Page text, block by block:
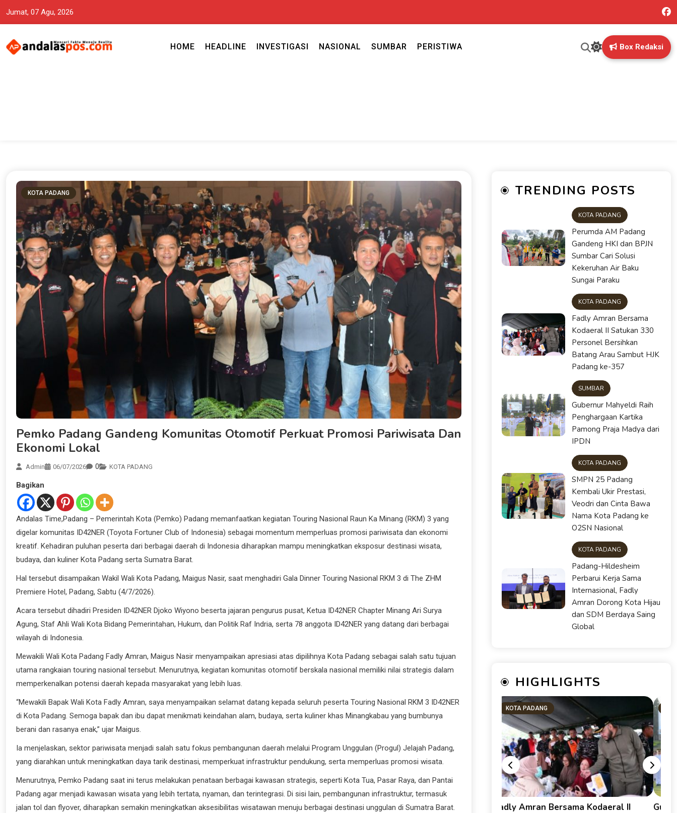
Jumat, 07 Agu, 2026
HOME HEADLINE INVESTIGASI NASIONAL SUMBAR PERISTIWA Box Redaksi
KOTA PADANG
Pemko Padang Gandeng Komunitas Otomotif Perkuat Promosi Pariwisata Dan
Ekonomi Lokal
Admin 06/07/2026 0 KOTA PADANG
Bagikan
Andalas Time,Padang – Pemerintah Kota (Pemko) Padang memanfaatkan kegiatan Touring Nasional Raun Ka Minang (RKM) 3 yang
digelar komunitas ID42NER (Toyota Fortuner Club of Indonesia) sebagai momentum memperluas promosi pariwisata dan ekonomi
kreatif. Kehadiran puluhan peserta dari berbagai daerah di Indonesia diharapkan mampu meningkatkan eksposur destinasi wisata,
budaya, dan kuliner Kota Padang serta Sumatra Barat.
Hal tersebut disampaikan Wakil Wali Kota Padang, Maigus Nasir, saat menghadiri Gala Dinner Touring Nasional RKM 3 di The ZHM
Premiere Hotel, Padang, Sabtu (4/7/2026).
Acara tersebut dihadiri Presiden ID42NER Djoko Wiyono beserta jajaran pengurus pusat, Ketua ID42NER Chapter Minang Ari Surya
Agung, Staf Ahli Wali Kota Bidang Pemerintahan, Hukum, dan Politik Raf Indria, serta 78 anggota ID42NER yang datang dari berbagai
wilayah di Indonesia.
Mewakili Wali Kota Padang Fadly Amran, Maigus Nasir menyampaikan apresiasi atas dipilihnya Kota Padang sebagai salah satu tujuan
utama rangkaian touring nasional tersebut. Menurutnya, kegiatan komunitas otomotif berskala nasional memiliki nilai strategis dalam
memperkenalkan potensi daerah kepada masyarakat yang lebih luas.
“Mewakili Bapak Wali Kota Fadly Amran, saya menyampaikan selamat datang kepada seluruh peserta Touring Nasional RKM 3 ID42NER
di Kota Padang. Semoga bapak dan ibu dapat menikmati keindahan alam, budaya, serta kuliner khas Minangkabau yang bumbunya
berani dan rasanya enak,” ujar Maigus.
Ia menjelaskan, sektor pariwisata menjadi salah satu fokus pembangunan daerah melalui Program Unggulan (Progul) Jelajah Padang,
yang diarahkan untuk meningkatkan daya tarik destinasi, memperkuat infrastruktur pendukung, serta memperluas promosi wisata.
Menurutnya, Pemko Padang saat ini terus melakukan penataan berbagai kawasan strategis, seperti Kota Tua, Pasar Raya, dan Pantai
Padang agar menjadi kawasan wisata yang lebih tertata, nyaman, dan terintegrasi. Di sisi lain, pembangunan infrastruktur, termasuk
jalan tol dan flyover, diharapkan semakin meningkatkan aksesibilitas wisatawan menuju berbagai destinasi unggulan di Sumatra Barat.
TRENDING POSTS
KOTA PADANG
Perumda AM Padang
Gandeng HKI dan BPJN
Sumbar Cari Solusi
Kekeruhan Air Baku
Sungai Paraku
KOTA PADANG
Fadly Amran Bersama
Kodaeral II Satukan 330
Personel Bersihkan
Batang Arau Sambut HJK
Padang ke-357
SUMBAR
Gubernur Mahyeldi Raih
Penghargaan Kartika
Pamong Praja Madya dari
IPDN
KOTA PADANG
SMPN 25 Padang
Kembali Ukir Prestasi,
Veodri dan Cinta Bawa
Nama Kota Padang ke
O2SN Nasional
KOTA PADANG
Padang-Hildesheim
Perbarui Kerja Sama
Internasional, Fadly
Amran Dorong Kota Hijau
dan SDM Berdaya Saing
Global
HIGHLIGHTS
KOTA PADANG
Perumda AM Padang Gandeng HKI dan
KOTA PADANG
Fadly Amran Bersama Kodaeral II